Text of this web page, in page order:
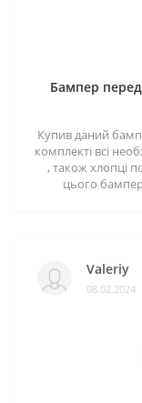
Бампер
Купив даний
комплекті всі
, також хлопці
цього
Valeriy
08.02.2024